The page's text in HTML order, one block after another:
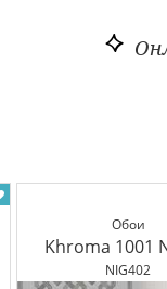
Обои
Khroma 1001
NIG402